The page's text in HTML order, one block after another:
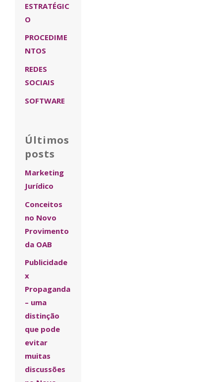
ESTRATÉGIC
O
PROCEDIME
NTOS
REDES
SOCIAIS
SOFTWARE
Últimos
posts
Marketing
Jurídico
Conceitos
no Novo
Provimento
da OAB
Publicidade
x
Propaganda
– uma
distinção
que pode
evitar
muitas
discussões